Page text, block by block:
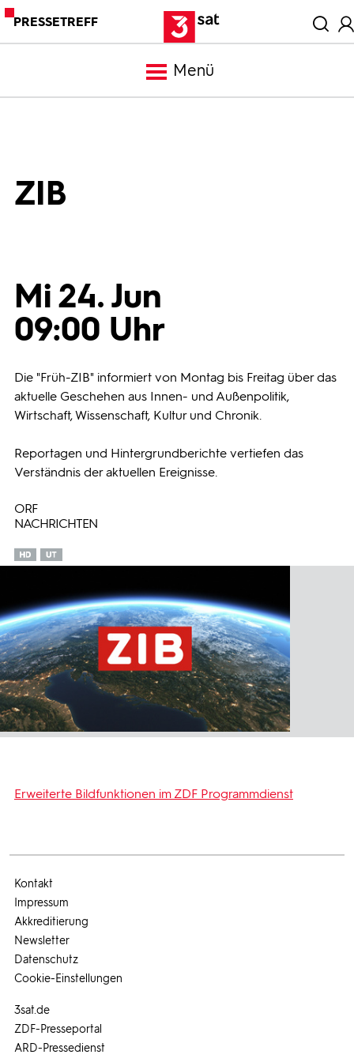
PRESSETREFF
Menü
Bilder
Programmwochen
ZIB
Mi 24. Jun
09:00 Uhr
Die "Früh-ZIB" informiert von Montag bis Freitag über das
aktuelle Geschehen aus Innen- und Außenpolitik,
Wirtschaft, Wissenschaft, Kultur und Chronik.
Reportagen und Hintergrundberichte vertiefen das
Verständnis der aktuellen Ereignisse.
ORF
NACHRICHTEN
Erweiterte Bildfunktionen im ZDF Programmdienst
3sat.de
ZDF-Presseportal
ARD-Pressedienst
Kontakt
Impressum
Akkreditierung
Newsletter
Datenschutz
Cookie-Einstellungen